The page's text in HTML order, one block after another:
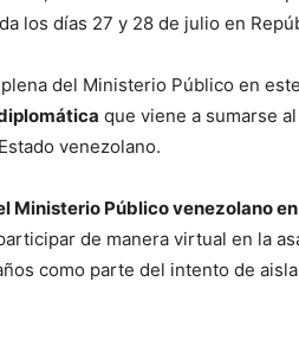
los días 27 y 28 de julio en
del Ministerio Público en
que viene a sumarse
venezolano.
Ministerio Público venezolano
de manera virtual en la
como parte del intento de